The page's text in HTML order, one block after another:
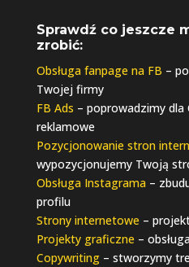
Sprawdź co jeszcze
zrobić:
Obsługa fanpage na FB –
Twojej firmy
FB Ads – poprowadzimy dla
reklamowe
Pozycjonowanie stron
wypozycjonujemy Twoją
Obsługa Instagrama–
profilu
Strony internetowe –
Projekty graficzne –
Copywriting– stworzymy